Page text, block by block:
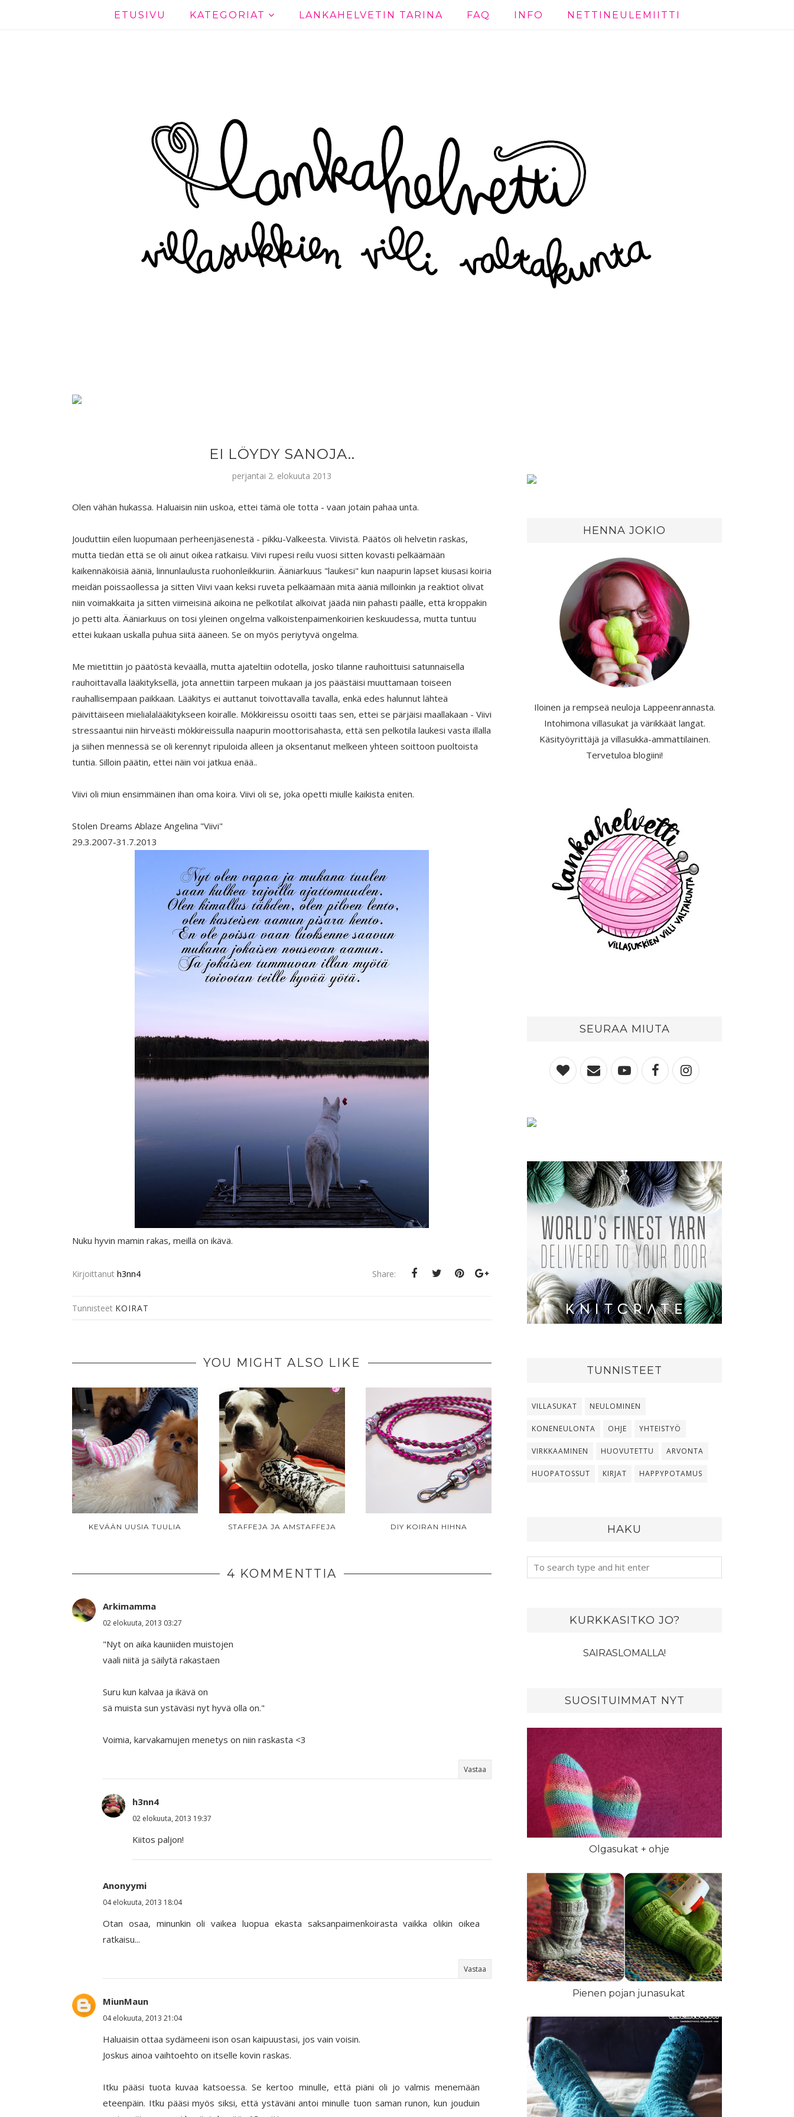
ETUSIVU KATEGORIAT LANKAHELVETIN TARINA FAQ INFO NETTINEULEMIITTI
EI LÖYDY SANOJA..
perjantai 2. elokuuta 2013
Olen vähän hukassa. Haluaisin niin uskoa, ettei tämä ole totta - vaan jotain pahaa unta.
Jouduttiin eilen luopumaan perheenjäsenestä - pikku-Valkeesta. Viivistä. Päätös oli helvetin raskas,
mutta tiedän että se oli ainut oikea ratkaisu. Viivi rupesi reilu vuosi sitten kovasti pelkäämään
kaikennäköisiä ääniä, linnunlaulusta ruohonleikkuriin. Ääniarkuus "laukesi" kun naapurin lapset kiusasi koiria
meidän poissaollessa ja sitten Viivi vaan keksi ruveta pelkäämään mitä ääniä milloinkin ja reaktiot olivat
niin voimakkaita ja sitten viimeisinä aikoina ne pelkotilat alkoivat jäädä niin pahasti päälle, että kroppakin
jo petti alta. Ääniarkuus on tosi yleinen ongelma valkoistenpaimenkoirien keskuudessa, mutta tuntuu
ettei kukaan uskalla puhua siitä ääneen. Se on myös periytyvä ongelma.
Me mietittiin jo päätöstä keväällä, mutta ajateltiin odotella, josko tilanne rauhoittuisi satunnaisella
rauhoittavalla lääkityksellä, jota annettiin tarpeen mukaan ja jos päästäisi muuttamaan toiseen
rauhallisempaan paikkaan. Lääkitys ei auttanut toivottavalla tavalla, enkä edes halunnut lähteä
päivittäiseen mielialalääkitykseen koiralle. Mökkireissu osoitti taas sen, ettei se pärjäisi maallakaan - Viivi
stressaantui niin hirveästi mökkireissulla naapurin moottorisahasta, että sen pelkotila laukesi vasta illalla
ja siihen mennessä se oli kerennyt ripuloida alleen ja oksentanut melkeen yhteen soittoon puoltoista
tuntia. Silloin päätin, ettei näin voi jatkua enää..
Viivi oli miun ensimmäinen ihan oma koira. Viivi oli se, joka opetti miulle kaikista eniten.
Stolen Dreams Ablaze Angelina "Viivi"
29.3.2007-31.7.2013
Nuku hyvin mamin rakas, meillä on ikävä.
Kirjoittanut h3nn4 Share:
Tunnisteet KOIRAT
YOU MIGHT ALSO LIKE
KEVÄÄN UUSIA TUULIA STAFFEJA JA AMSTAFFEJA DIY KOIRAN HIHNA
4 KOMMENTTIA
Arkimamma
02 elokuuta, 2013 03:27
"Nyt on aika kauniiden muistojen
vaali niitä ja säilytä rakastaen
Suru kun kalvaa ja ikävä on
sä muista sun ystäväsi nyt hyvä olla on."
Voimia, karvakamujen menetys on niin raskasta <3
Vastaa
h3nn4
02 elokuuta, 2013 19:37
Kiitos paljon!
Anonyymi
04 elokuuta, 2013 18:04
Otan osaa, minunkin oli vaikea luopua ekasta saksanpaimenkoirasta vaikka olikin oikea
ratkaisu...
Vastaa
MiunMaun
04 elokuuta, 2013 21:04
Haluaisin ottaa sydämeeni ison osan kaipuustasi, jos vain voisin.
Joskus ainoa vaihtoehto on itselle kovin raskas.
Itku pääsi tuota kuvaa katsoessa. Se kertoo minulle, että piäni oli jo valmis menemään
eteenpäin. Itku pääsi myös siksi, että ystäväni antoi minulle tuon saman runon, kun jouduin
HENNA JOKIO
Iloinen ja rempseä neuloja Lappeenrannasta.
Intohimona villasukat ja värikkäät langat.
Käsityöyrittäjä ja villasukka-ammattilainen.
Tervetuloa blogiini!
SEURAA MIUTA
TUNNISTEET
VILLASUKAT NEULOMINEN
KONENEULONTA OHJE YHTEISTYÖ
VIRKKAAMINEN HUOVUTETTU ARVONTA
HUOPATOSSUT KIRJAT HAPPYPOTAMUS
HAKU
KURKKASITKO JO?
SAIRASLOMALLA!
SUOSITUIMMAT NYT
Olgasukat + ohje
Pienen pojan junasukat